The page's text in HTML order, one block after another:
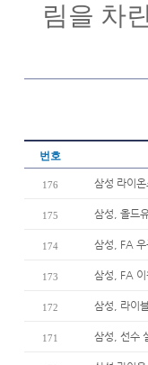
림을 차
번호
176 삼성 라이
175 삼성, 올드
174 삼성, FA
173 삼성, FA
172 삼성, 라이
171 삼성, 선수